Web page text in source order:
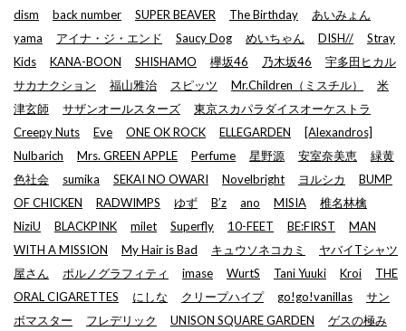
dism
back number SUPER BEAVER The Birthday
あいみょん
yama
アイナ・ジ・エンド Saucy Dog めいちゃん DISH//
Stray
Kids
KANA-BOON SHISHAMO 欅坂46 乃木坂46
宇多田ヒカル
サカナクション
福山雅治 スピッツ Mr.Children（ミスチル）
米
津玄師
サザンオールスターズ
東京スカパラダイスオーケストラ
Creepy Nuts
Eve ONE OK ROCK ELLEGARDEN
[Alexandros]
Nulbarich
Mrs. GREEN APPLE Perfume 星野源 安室奈美恵
緑黄
色社会
sumika SEKAI NO OWARI Novelbright ヨルシカ
BUMP
OF CHICKEN
RADWIMPS ゆず B’z ano MISIA
椎名林檎
NiziU
BLACKPINK milet Superfly 10-FEET BE:FIRST
MAN
WITH A MISSION
My Hair is Bad キュウソネコカミ
ヤバイTシャツ
屋さん
ポルノグラフィティ imase WurtS Tani Yuuki Kroi
THE
ORAL CIGARETTES
にしな クリープハイプ go!go!vanillas
サン
ボマスター
フレデリック UNISON SQUARE GARDEN
ゲスの極み